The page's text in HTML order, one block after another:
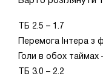
ТБ 2.5 – 1.7
Перемога Інтера з
Голи в обох таймах
ТБ 3.0 – 2.2